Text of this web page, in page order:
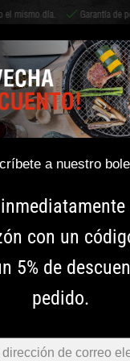
por vida* Paga después
MINI
MEDIUM
MEDIUM
MEDIUM - PRO
MINI
a nuestro
con un
5% de
pedido.